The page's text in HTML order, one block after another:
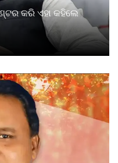
କରି ଏହା କହିଲେ